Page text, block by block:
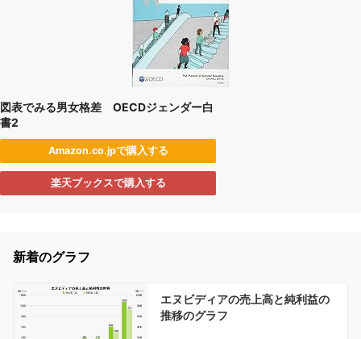
図表でみる男女格差 OECDジェンダー白
書2
Amazon.co.jpで購入する
楽天ブックスで購入する
新着のグラフ
エヌビディアの売上高と純利益の
推移のグラフ